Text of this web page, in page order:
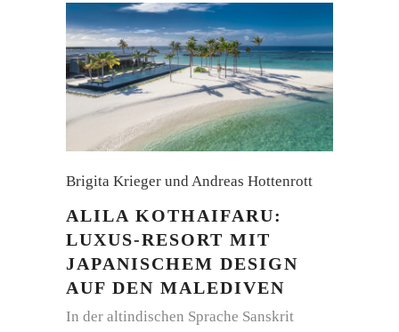
Brigita Krieger und Andreas Hottenrott
ALILA KOTHAIFARU:
LUXUS-RESORT MIT
JAPANISCHEM DESIGN
AUF DEN MALEDIVEN
In der altindischen Sprache Sanskrit